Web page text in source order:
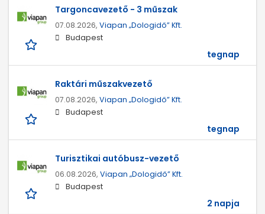
Targoncavezető - 3 műszak
07.08.2026, Viapan „Dologidő” Kft.
Budapest
tegnap
Raktári műszakvezető
07.08.2026, Viapan „Dologidő” Kft.
Budapest
tegnap
Turisztikai autóbusz-vezető
06.08.2026, Viapan „Dologidő” Kft.
Budapest
2 napja